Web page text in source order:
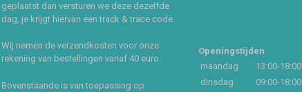
geplaatst dan versturen we deze dezelfde
dag, je krijgt hiervan een track & trace code.
Wij nemen de verzendkosten voor onze
rekening van bestellingen vanaf 40 euro.
Bovenstaande is van toepassing op
Openingstijden
maandag
13:00-18:00
dinsdag
09:00-18:00